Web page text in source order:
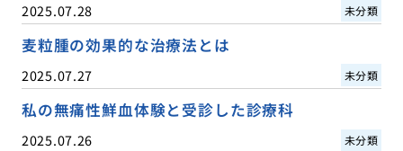
2025.07.28 未分類
麦粒腫の効果的な治療法とは
2025.07.27 未分類
私の無痛性鮮血体験と受診した診療科
2025.07.26 未分類